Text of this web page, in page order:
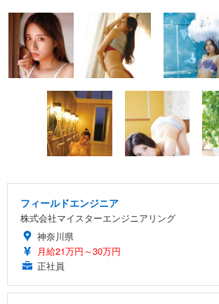
フィールドエンジニア
株式会社マイスターエンジニアリング
神奈川県
月給21万円～30万円
正社員